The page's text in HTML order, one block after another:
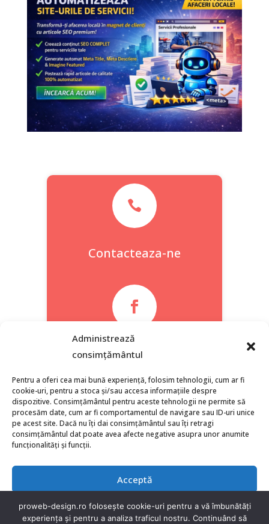
Administrează
consimțământul
Pentru a oferi cea mai bună experiență, folosim tehnologii, cum ar fi
cookie-uri, pentru a stoca și/sau accesa informațiile despre
dispozitive. Consimțământul pentru aceste tehnologii ne permite să
procesăm date, cum ar fi comportamentul de navigare sau ID-uri unice
pe acest site. Dacă nu îți dai consimțământul sau îți retragi
consimțământul dat poate avea afecte negative asupra unor anumite
funcționalități și funcții.
Acceptă
Refuză

Contacteaza-ne

Facebook
proweb-design.ro folosește cookie-uri pentru a vă îmbunătăți
experiența și pentru a analiza traficul nostru. Continuând să